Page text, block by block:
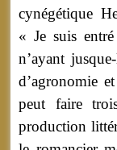
cynégétique
« Je suis
n’ayant
d’agronomie
peut faire
production